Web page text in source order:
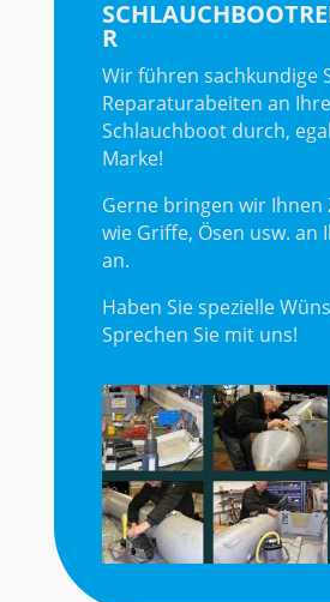
R
Wir führen sachkundige
Reparaturabeiten an
Schlauchboot durch,
Marke!
Gerne bringen wir Ihnen
wie Griffe, Ösen usw. an
an.
Haben Sie spezielle
Sprechen Sie mit uns!